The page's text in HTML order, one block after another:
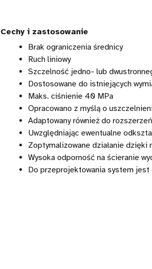
Cechy i zastosowanie
Brak ograniczenia średnicy
Ruch liniowy
Szczelność jedno- lub
Dostosowane do istniejących
Maks. ciśnienie 40 MPa
Opracowano z myślą o
Adaptowany również do rozszerzeń
Uwzględniając ewentualne
Zoptymalizowane działanie
Wysoka odporność na ścieranie
Do przeprojektowania system